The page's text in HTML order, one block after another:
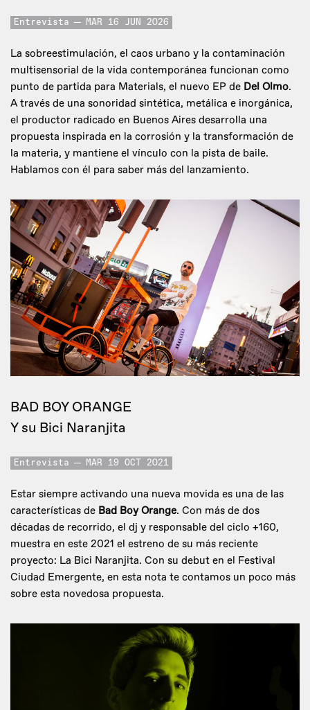
Entrevista MAR 16 JUN 2026
La sobreestimulación, el caos urbano y la contaminación
multisensorial de la vida contemporánea funcionan como
punto de partida para Materials, el nuevo EP de Del Olmo.
A través de una sonoridad sintética, metálica e inorgánica,
el productor radicado en Buenos Aires desarrolla una
propuesta inspirada en la corrosión y la transformación de
la materia, y mantiene el vínculo con la pista de baile.
Hablamos con él para saber más del lanzamiento.
BAD BOY ORANGE
Y su Bici Naranjita
Entrevista MAR 19 OCT 2021
Estar siempre activando una nueva movida es una de las
características de Bad Boy Orange. Con más de dos
décadas de recorrido, el dj y responsable del ciclo +160,
muestra en este 2021 el estreno de su más reciente
proyecto: La Bici Naranjita. Con su debut en el Festival
Ciudad Emergente, en esta nota te contamos un poco más
sobre esta novedosa propuesta.